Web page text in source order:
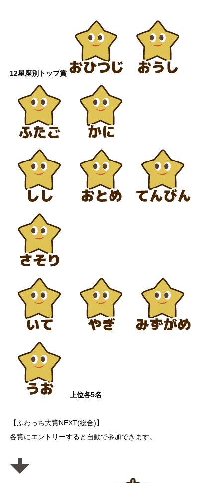
12星座別トップ賞
上位各5名
【ふわっち大賞NEXT(総合)】
各賞にエントリーすると自動で参加できます。